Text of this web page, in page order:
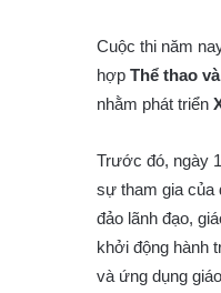
Cuộc thi năm
hợp Thể thao
nhằm phát triển
Trước đó, ngày
sự tham gia của
đảo lãnh đạo,
khởi động hành
và ứng dụng